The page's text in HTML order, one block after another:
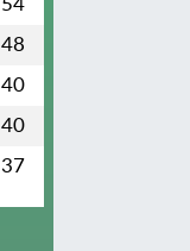
54
48
40
40
37